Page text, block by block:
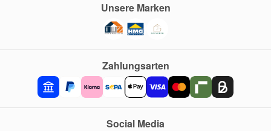
Zahlungsarten
Unsere Marken
Social Media